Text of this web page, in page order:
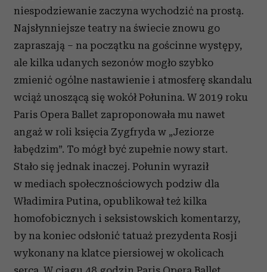
niespodziewanie zaczyna wychodzić na prostą.
Najsłynniejsze teatry na świecie znowu go
zapraszają – na początku na gościnne występy,
ale kilka udanych sezonów mogło szybko
zmienić ogólne nastawienie i atmosferę skandalu
wciąż unoszącą się wokół Połunina. W 2019 roku
Paris Opera Ballet zaproponowała mu nawet
angaż w roli księcia Zygfryda w „Jeziorze
łabędzim”. To mógł być zupełnie nowy start.
Stało się jednak inaczej. Połunin wyraził
w mediach społecznościowych podziw dla
Władimira Putina, opublikował też kilka
homofobicznych i seksistowskich komentarzy,
by na koniec odsłonić tatuaż prezydenta Rosji
wykonany na klatce piersiowej w okolicach